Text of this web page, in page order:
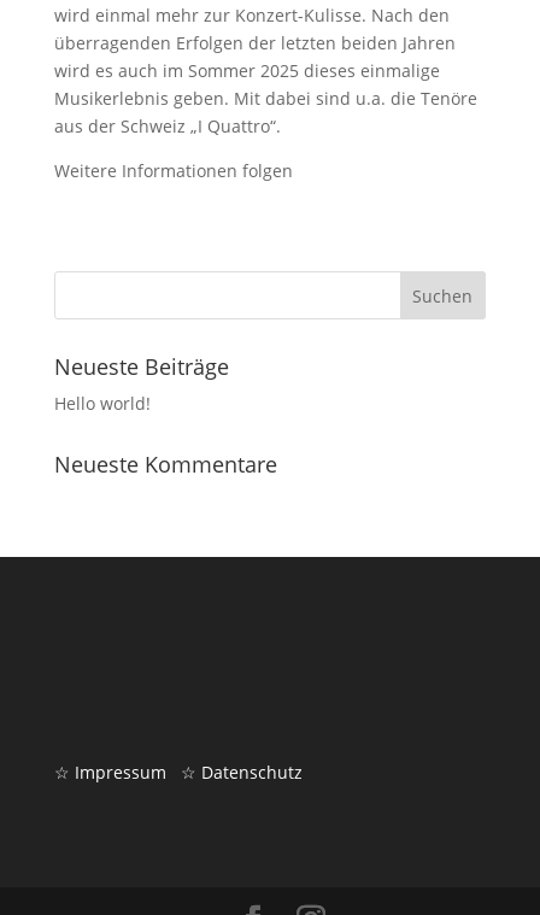
wird einmal mehr zur Konzert-Kulisse. Nach den
überragenden Erfolgen der letzten beiden Jahren
wird es auch im Sommer 2025 dieses einmalige
Musikerlebnis geben. Mit dabei sind u.a. die Tenöre
aus der Schweiz „I Quattro“.
Weitere Informationen folgen
Neueste Beiträge
Hello world!
Neueste Kommentare
☆ Impressum ☆ Datenschutz